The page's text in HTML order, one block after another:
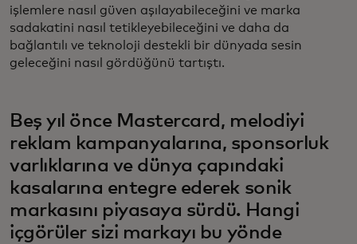
işlemlere nasıl güven aşılayabileceğini ve marka
sadakatini nasıl tetikleyebileceğini ve daha da
bağlantılı ve teknoloji destekli bir dünyada sesin
geleceğini nasıl gördüğünü tartıştı.
Beş yıl önce Mastercard, melodiyi
reklam kampanyalarına, sponsorluk
varlıklarına ve dünya çapındaki
kasalarına entegre ederek sonik
markasını piyasaya sürdü. Hangi
içgörüler sizi markayı bu yönde